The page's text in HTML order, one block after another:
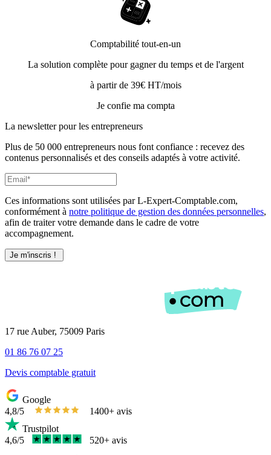
Comptabilité tout-en-un
La solution complète pour gagner du temps et de l'argent
à partir de 39€ HT/mois
Je confie ma compta
La newsletter pour les entrepreneurs
Plus de 50 000 entrepreneurs nous font confiance : recevez des
contenus personnalisés et des conseils adaptés à votre activité.
Ces informations sont utilisées par L-Expert-Comptable.com,
conformément à notre politique de gestion des données personnelles,
afin de traiter votre demande dans le cadre de votre
accompagnement.
17 rue Auber, 75009 Paris
01 86 76 07 25
Devis comptable gratuit
Google
4,8/5
1400+ avis
Trustpilot
4,6/5
520+ avis